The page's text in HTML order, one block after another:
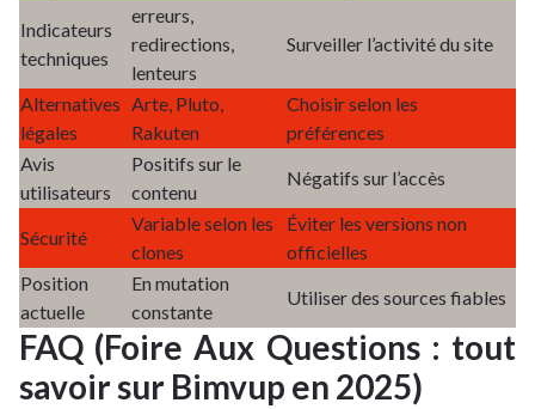
Indicateurs
techniques
erreurs,
redirections,
lenteurs
Surveiller l’activité du site
Alternatives
légales
Arte, Pluto,
Rakuten
Choisir selon les
préférences
Avis
utilisateurs
Positifs sur le
contenu
Négatifs sur l’accès
Sécurité
Variable selon les
clones
Éviter les versions non
officielles
Position
actuelle
En mutation
constante
Utiliser des sources fiables
FAQ (Foire Aux Questions : tout
savoir sur Bimvup en 2025)